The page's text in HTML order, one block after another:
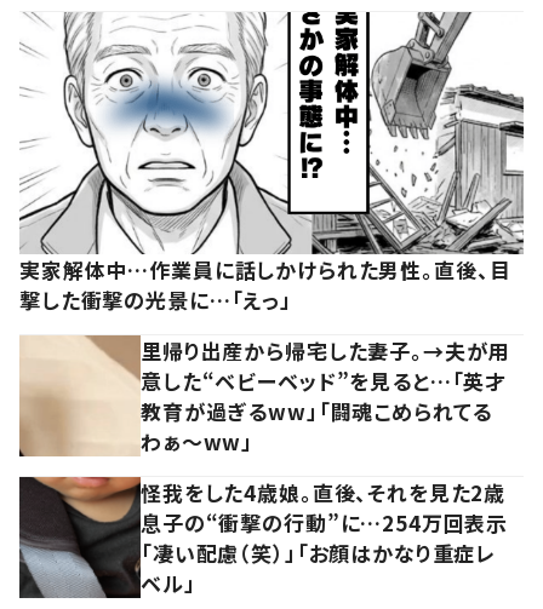
実家解体中…作業員に話しかけられた男性。直後、目
撃した衝撃の光景に…「えっ」
里帰り出産から帰宅した妻子。→夫が用
意した“ベビーベッド”を見ると…「英才
教育が過ぎるww」「闘魂こめられてる
わぁ～ww」
怪我をした4歳娘。直後、それを見た2歳
息子の“衝撃の行動”に…254万回表示
「凄い配慮（笑）」「お顔はかなり重症レ
ベル」